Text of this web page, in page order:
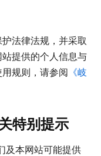
法律法规，并采取
提供的个人信息与
规则，请参阅 《岐
特别提示
及本网站可能提供